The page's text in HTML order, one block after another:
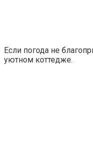
Если погода не
уютном коттедже.